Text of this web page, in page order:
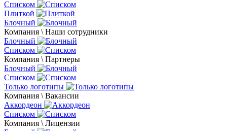
Списком
Плиткой
Блочный
Компания \ Наши сотрудники
Блочный
Списком
Компания \ Партнеры
Блочный
Списком
Только логотипы
Компания \ Вакансии
Аккордеон
Списком
Компания \ Лицензии